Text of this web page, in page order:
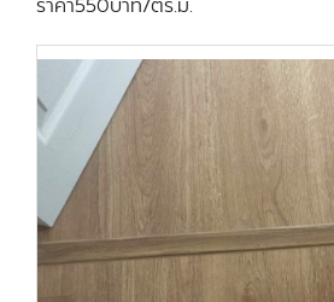
ราคา550บาท/ตร.ม.